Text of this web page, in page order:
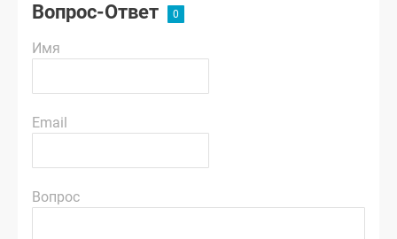
Вопрос-Ответ
Имя
Email
Вопрос